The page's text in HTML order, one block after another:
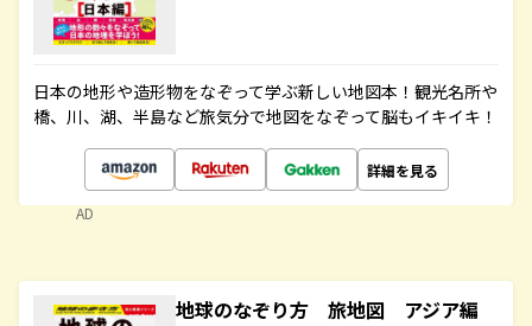
日本の地形や造形物をなぞって学ぶ新しい地図本！観光名所や
橋、川、湖、半島など旅気分で地図をなぞって脳もイキイキ！
詳細を見る
AD
地球のなぞり方 旅地図 アジア編